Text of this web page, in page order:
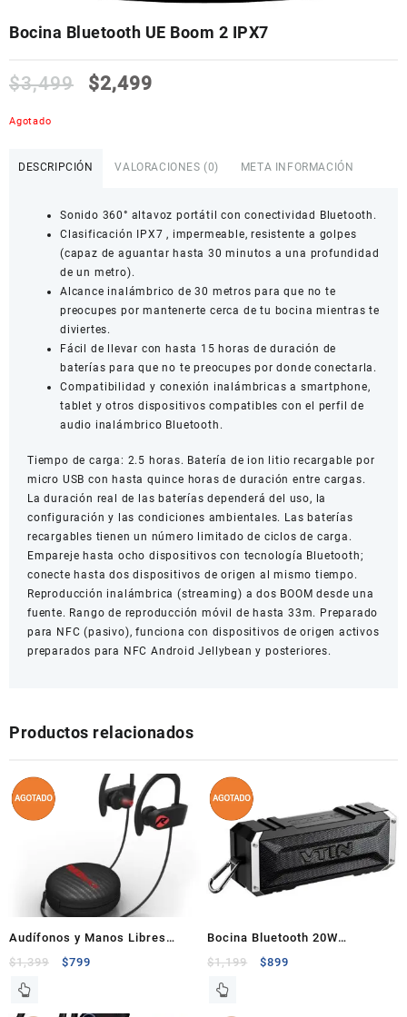
Bocina Bluetooth UE Boom 2 IPX7
$3,499 $2,499
Agotado
DESCRIPCIÓN VALORACIONES (0) META INFORMACIÓN
Sonido 360° altavoz portátil con conectividad Bluetooth.
Clasificación IPX7 , impermeable, resistente a golpes
(capaz de aguantar hasta 30 minutos a una profundidad
de un metro).
Alcance inalámbrico de 30 metros para que no te
preocupes por mantenerte cerca de tu bocina mientras te
diviertes.
Fácil de llevar con hasta 15 horas de duración de
baterías para que no te preocupes por donde conectarla.
Compatibilidad y conexión inalámbricas a smartphone,
tablet y otros dispositivos compatibles con el perfil de
audio inalámbrico Bluetooth.
Tiempo de carga: 2.5 horas. Batería de ion litio recargable por
micro USB con hasta quince horas de duración entre cargas.
La duración real de las baterías dependerá del uso, la
configuración y las condiciones ambientales. Las baterías
recargables tienen un número limitado de ciclos de carga.
Empareje hasta ocho dispositivos con tecnología Bluetooth;
conecte hasta dos dispositivos de origen al mismo tiempo.
Reproducción inalámbrica (streaming) a dos BOOM desde una
fuente. Rango de reproducción móvil de hasta 33m. Preparado
para NFC (pasivo), funciona con dispositivos de origen activos
preparados para NFC Android Jellybean y posteriores.
Productos relacionados
Audífonos y Manos Libres
Bluetooth Sonido HD IPX7
$1,399 $799
Bocina Bluetooth 20W
Certificación IPX4
$1,199 $899